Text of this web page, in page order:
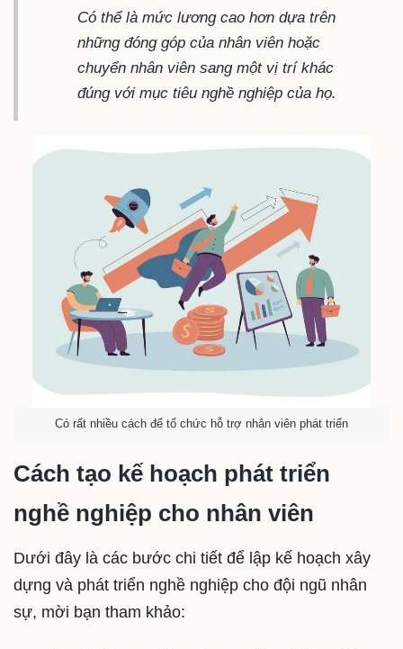
Có thể là mức lương cao hơn dựa trên
những đóng góp của nhân viên hoặc
chuyển nhân viên sang một vị trí khác
đúng với mục tiêu nghề nghiệp của họ.
Có rất nhiều cách để tổ chức hỗ trợ nhân viên phát triển
Cách tạo kế hoạch phát triển
nghề nghiệp cho nhân viên
Dưới đây là các bước chi tiết để lập kế hoạch xây
dựng và phát triển nghề nghiệp cho đội ngũ nhân
sự, mời bạn tham khảo: